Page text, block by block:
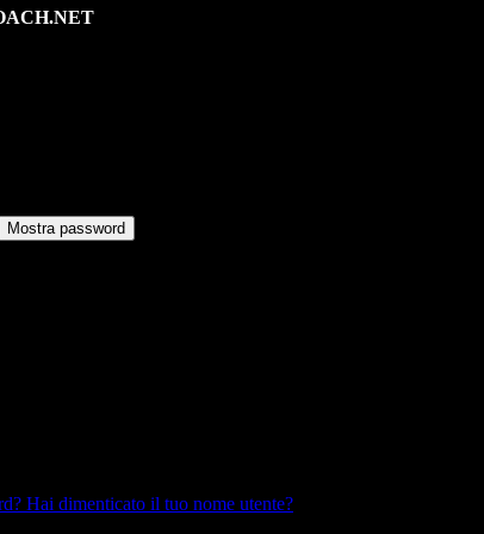
Mostra password
Hai dimenticato il tuo nome utente?